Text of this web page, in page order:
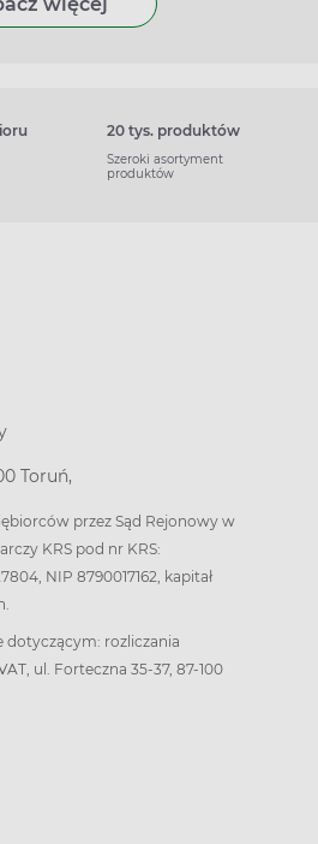
więcej
20 tys. produktów
Szeroki asortyment
produktów
Toruń,
przez Sąd Rejonowy w
KRS pod nr KRS:
NIP 8790017162, kapitał
dotyczącym: rozliczania
ul. Forteczna 35-37, 87-100